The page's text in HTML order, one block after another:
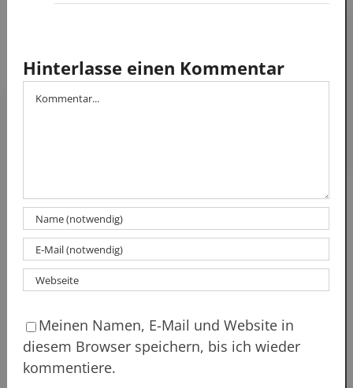
Hinterlasse einen Kommentar
Kommentar
Meinen Namen, E-Mail und Website in
diesem Browser speichern, bis ich wieder
kommentiere.